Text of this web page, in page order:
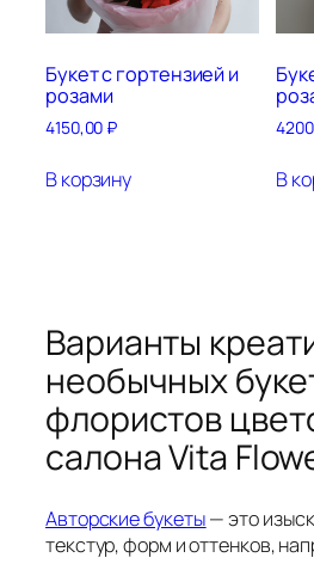
Букет с гортензией и
розами
4150,00 ₽
В корзину В
Варианты
необычных
флористов
салона Vita
Авторские букеты— это
текстур, форм и оттенков,